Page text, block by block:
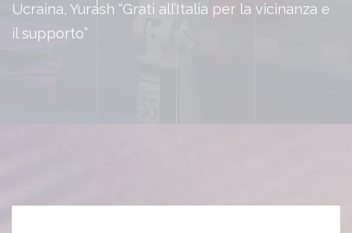
Ucraina, Yurash “Grati all’Italia per la vicinanza e
il supporto”